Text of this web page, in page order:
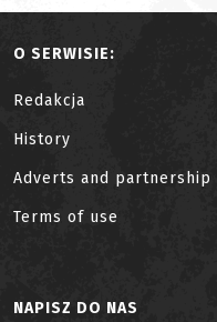
O SERWISIE:
Redakcja
History
Adverts and partnership
Terms of use
NAPISZ DO NAS